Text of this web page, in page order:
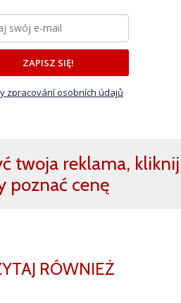
ZAPISZ SIĘ!
zpracování osobních údajů
twoja reklama,
poznać cenę
RÓWNIEŻ